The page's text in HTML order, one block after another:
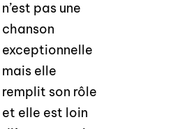
n’est pas une
chanson
exceptionnelle
mais elle
remplit son rôle
et elle est loin